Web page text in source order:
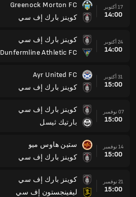
17 أكتوبر
14:00
Greenock Morton FC
كوينز بارك إف سي
24 أكتوبر
14:00
كوينز بارك إف سي
Dunfermline Athletic FC
31 أكتوبر
15:00
Ayr United FC
كوينز بارك إف سي
07 نوفمبر
15:00
كوينز بارك إف سي
بارتيك ثيسل
14 نوفمبر
15:00
ستين هاوس ميو
كوينز بارك إف سي
21 نوفمبر
15:00
كوينز بارك إف سي
ليفينجستون إف سي